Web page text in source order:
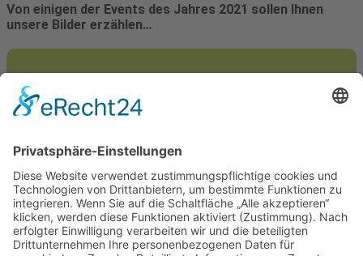
Von einigen der Events des Jahres 2021 sollen Ihnen
unsere Bilder erzählen…
Spenden
JETZT SPENDEN